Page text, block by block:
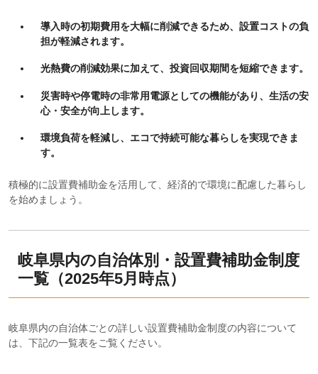
導入時の初期費用を大幅に削減できるため、設置コストの負
担が軽減されます。
光熱費の削減効果に加えて、投資回収期間を短縮できます。
災害時や停電時の非常用電源としての機能があり、生活の安
心・安全が向上します。
環境負荷を軽減し、エコで持続可能な暮らしを実現できま
す。
積極的に設置費補助金を活用して、経済的で環境に配慮した暮らし
を始めましょう。
岐阜県内の自治体別・設置費補助金制度
一覧（2025年5月時点）
岐阜県内の自治体ごとの詳しい設置費補助金制度の内容について
は、下記の一覧表をご覧ください。